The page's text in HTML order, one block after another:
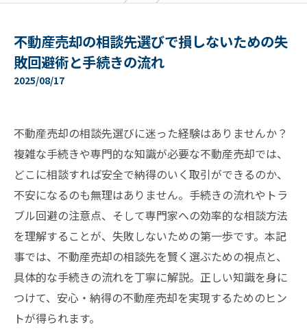
不動産売却の相談先選びで損しないための失
敗回避術と手続きの流れ
2025/08/17
不動産売却の相談先選びに迷った経験はありませんか？
複雑な手続きや専門的な知識が必要な不動産売却では、
どこに相談すれば安全で納得のいく取引ができるのか、
不安になるのも無理はありません。手続きの流れやトラ
ブル回避の注意点、そして専門家への効率的な相談方法
を理解することが、失敗しないための第一歩です。本記
事では、不動産売却の相談先を賢く選ぶための視点と、
具体的な手続きの流れを丁寧に解説。正しい知識を身に
つけて、安心・納得の不動産売却を実現するためのヒン
トが得られます。